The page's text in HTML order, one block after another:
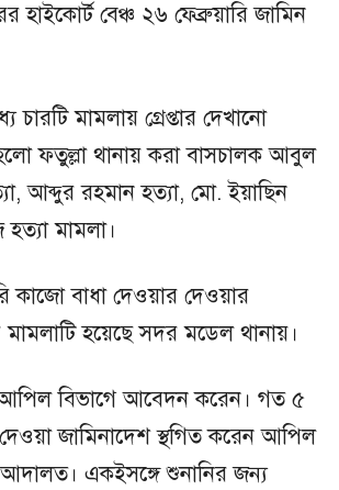
হাইকোর্ট বেঞ্চ ২৬ ফেব্রুয়ারি জামিন
চারটি মামলায় গ্রেপ্তার দেখানো
ফতুল্লা থানায় করা বাসচালক আবুল
আব্দুর রহমান হত্যা, মো. ইয়াছিন
মামলা।
কাজো বাধা দেওয়ার দেওয়ার
হয়েছে সদর মডেল থানায়।
আপিল বিভাগে আবেদন করেন। গত ৫
দেওয়া জামিনাদেশ স্থগিত করেন আপিল
আদালত। একইসঙ্গে শুনানির জন্য